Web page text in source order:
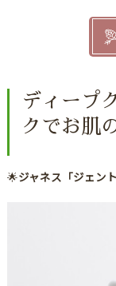
ディープ
クでお肌
🌟ジャネス「ジェン